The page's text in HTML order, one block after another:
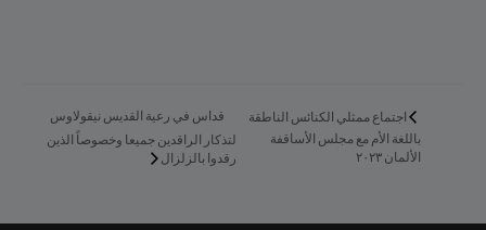
اجتماع ممثلي الكنائس الناطقة
باللغة الأم مع مجلس الأساقفة
الألمان ٢٠٢٣
قداس في رعية القديس نيقولاوس
لتذكار الراقدين جميعا وخصوصاً الذين
رقدوا بالزلزال